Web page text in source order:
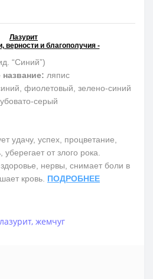
Лазурит
верности и благополучия -
“Синий”)
название: ляпис
фиолетовый, зелено-синий
серый
удачу, успех, процветание,
уберегает от злого рока.
нервы, снимает боли в
кровь. ПОДРОБНЕЕ
лазурит, жемчуг